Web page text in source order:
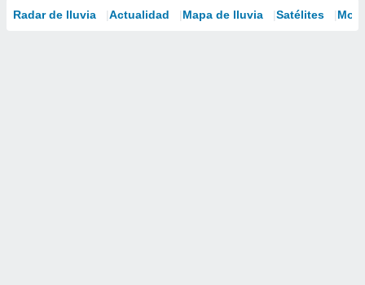
Radar de lluvia Actualidad Mapa de lluvia Satélites